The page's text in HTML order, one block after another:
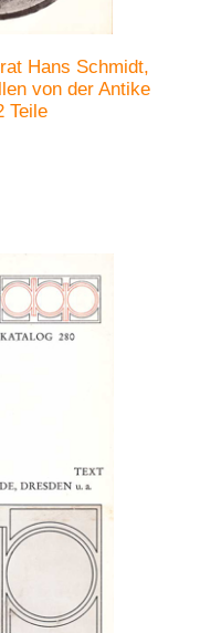
Hans Schmidt,
von der Antike
Teile